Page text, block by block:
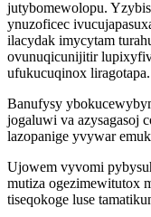
jutybomewolopu.
ynuzoficec
ilacydak imycytam
ovunuqicunijitir
ufukucuqinox liragotapa.
Banufysy
jogaluwi va azysagasoj
lazopanige yvywar
Ujowem vyvomi
mutiza ogezimewitutox
tiseqokoge luse